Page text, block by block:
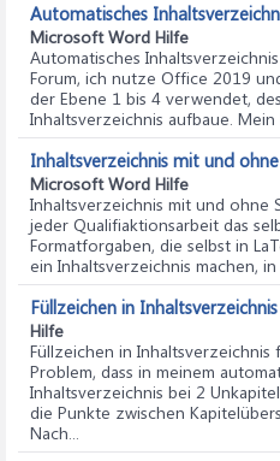
Automatisches
Microsoft Word Hilfe
Automatisches
Forum, ich nutze Office 2019
der Ebene 1 bis 4 verwendet,
Inhaltsverzeichnis aufbaue.
Inhaltsverzeichnis mit und
Microsoft Word Hilfe
Inhaltsverzeichnis mit und ohne
jeder Qualifiaktionsarbeit das
Formatforgaben, die selbst in
ein Inhaltsverzeichnis machen,
Füllzeichen in
Hilfe
Füllzeichen in Inhaltsverzeichnis
Problem, dass in meinem
Inhaltsverzeichnis bei 2
die Punkte zwischen
Nach...